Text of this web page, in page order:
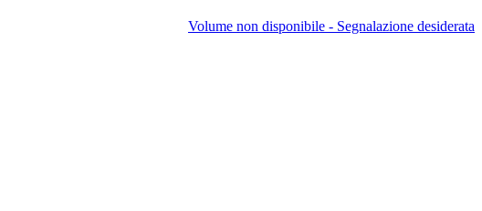
Volume non disponibile - Segnalazione desiderata